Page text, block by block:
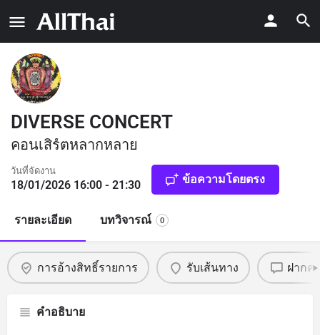
DIVERSE CONCERT
คอนเสิร์ตหลากหลาย
วันที่จัดงาน
18/01/2026 16:00 - 21:30 ข้อความโดยตรง
รายละเอียด บทวิจารณ์ 0
การอ้างสิทธิ์รายการ รับเส้นทาง ฝากค
คำอธิบาย